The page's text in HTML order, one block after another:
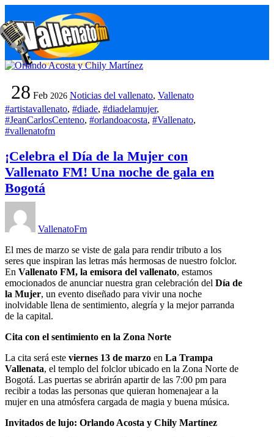
to
content
28 Feb 2026 Noticias del vallenato, Vallenato
#artistavallenato, #diade, #diadelamujer,
#JeanCarlosCenteno, #orlandoacosta, #Vallenato,
#vallenatofm
¡Celebra el Día de la Mujer con
Vallenato FM! Una noche de gala en
Bogotá
VallenatoFm
El mes de marzo se viste de gala para rendir tributo a los
seres que inspiran las letras más hermosas de nuestro folclor.
En Vallenato FM, la emisora del vallenato, estamos
emocionados de anunciar nuestra gran celebración del Día de
la Mujer, un evento diseñado para vivir una noche
inolvidable llena de sentimiento, alegría y la mejor parranda
de la capital.
Cita con el sentimiento en la Zona Norte
La cita será este viernes 13 de marzo en La Trampa
Vallenata, el templo del folclor ubicado en la Zona Norte de
Bogotá. Las puertas se abrirán apartir de las 7:00 pm para
recibir a todas las personas que quieran homenajear a la
mujer en una atmósfera cargada de magia y buena música.
Invitados de lujo: Orlando Acosta y Chily Martínez